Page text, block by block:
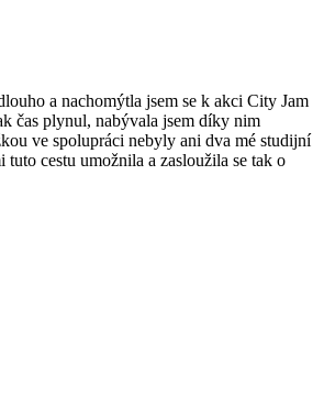
a nachomýtla jsem se k akci City Jam
čas plynul, nabývala jsem díky nim
ve spolupráci nebyly ani dva mé studijní
cestu umožnila a zasloužila se tak o